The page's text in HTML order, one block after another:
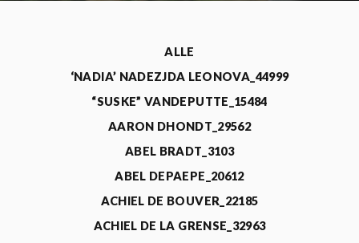
ALLE
‘NADIA’ NADEZJDA LEONOVA_44999
“SUSKE” VANDEPUTTE_15484
AARON DHONDT_29562
ABEL BRADT_3103
ABEL DEPAEPE_20612
ACHIEL DE BOUVER_22185
ACHIEL DE LA GRENSE_32963